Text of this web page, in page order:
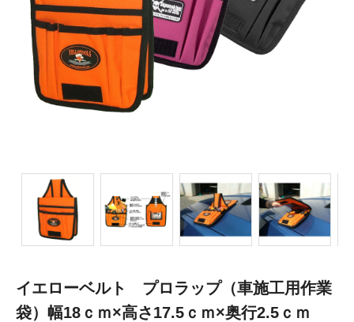
イエローベルト プロラップ（車施工用作業
袋）幅18ｃｍ×高さ17.5ｃｍ×奥行2.5ｃｍ